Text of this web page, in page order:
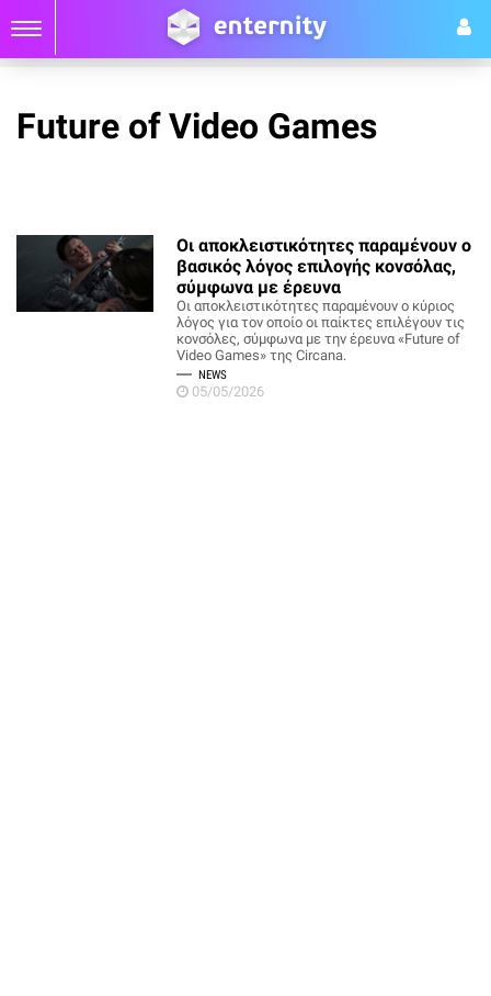
Future of Video Games
Οι αποκλειστικότητες παραμένουν ο
βασικός λόγος επιλογής κονσόλας,
σύμφωνα με έρευνα
Οι αποκλειστικότητες παραμένουν ο κύριος
λόγος για τον οποίο οι παίκτες επιλέγουν τις
κονσόλες, σύμφωνα με την έρευνα «Future of
Video Games» της Circana.
NEWS
05/05/2026